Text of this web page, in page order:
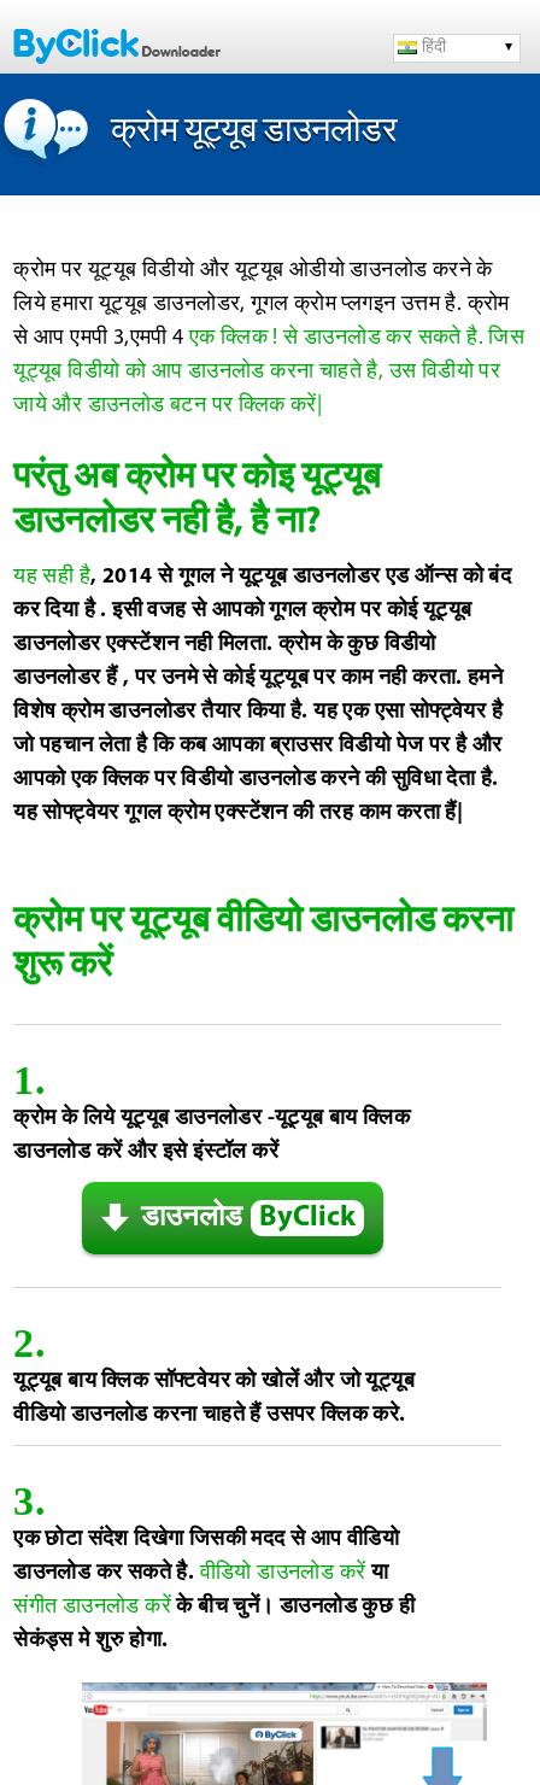
हिंदी
क्रोम यूट्यूब डाउनलोडर
क्रोम पर यूट्यूब विडीयो और यूट्यूब ओडीयो डाउनलोड करने के
लिये हमारा यूट्यूब डाउनलोडर, गूगल क्रोम प्लगइन उत्तम है. क्रोम
से आप एमपी 3,एमपी 4एक क्लिक !से डाउनलोड कर सकते है. जिस
यूट्यूब विडीयो को आप डाउनलोड करना चाहते है, उस विडीयो पर
जाये और डाउनलोड बटन पर क्लिक करें|
परंतु अब क्रोम पर कोइ यूट्यूब
डाउनलोडर नही है, है ना?
यह सही है, 2014 से गूगल ने यूट्यूब डाउनलोडर एड ऑन्स को बंद
कर दिया है . इसी वजह से आपको गूगल क्रोम पर कोई यूट्यूब
डाउनलोडर एक्स्टेंशन नही मिलता. क्रोम के कुछ विडीयो
डाउनलोडर हैं , पर उनमे से कोई यूट्यूब पर काम नही करता. हमने
विशेष क्रोम डाउनलोडर तैयार किया है. यह एक एसा सोफ्ट्वेयर है
जो पहचान लेता है कि कब आपका ब्राउसर विडीयो पेज पर है और
आपको एक क्लिक पर विडीयो डाउनलोड करने की सुविधा देता है.
यह सोफ्ट्वेयर गूगल क्रोम एक्स्टेंशन की तरह काम करता हैं|
क्रोम पर यूट्यूब वीडियो डाउनलोड करना
शुरू करें
1.
क्रोम के लिये यूट्यूब डाउनलोडर -यूट्यूब बाय क्लिक
डाउनलोड करें और इसे इंस्टॉल करें
डाउनलोड ByClick
2.
यूट्यूब बाय क्लिक सॉफ्टवेयर को खोलें और जो यूट्यूब
वीडियो डाउनलोड करना चाहते हैं उसपर क्लिक करे.
3.
एक छोटा संदेश दिखेगा जिसकी मदद से आप वीडियो
डाउनलोड कर सकते है.वीडियो डाउनलोड करें या
संगीत डाउनलोड करेंके बीच चुनें। डाउनलोड कुछ ही
सेकंड्स मे शुरु होगा.